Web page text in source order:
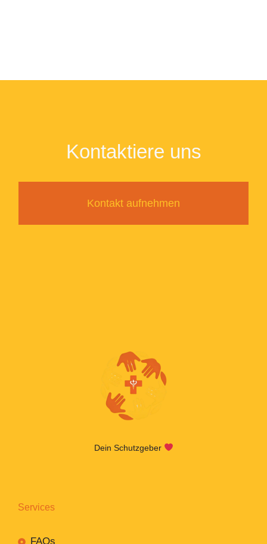
Kontaktiere uns
Kontakt aufnehmen
Dein Schutzgeber
Services
FAQs